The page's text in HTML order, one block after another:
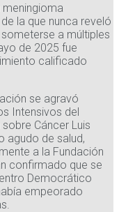
meningioma
la que nunca reveló
a múltiples
de 2025 fue
calificado
se agravó
Intensivos del
Cáncer Luis
agudo de salud,
a la Fundación
confirmado que se
Democrático
empeorado